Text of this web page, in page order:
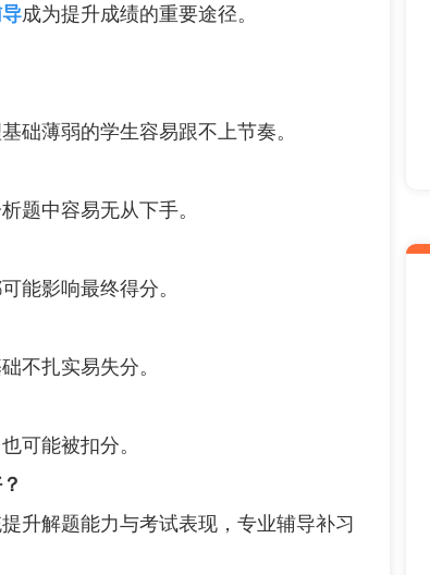
成为提升成绩的重要途径。
薄弱的学生容易跟不上节奏。
中容易无从下手。
影响最终得分。
扎实易失分。
可能被扣分。
解题能力与考试表现，专业辅导补习